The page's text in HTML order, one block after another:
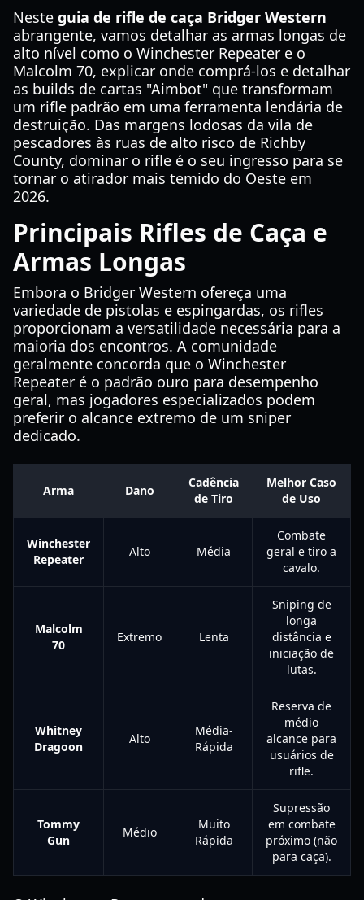
Neste guia de rifle de caça Bridger Western
abrangente, vamos detalhar as armas longas de
alto nível como o Winchester Repeater e o
Malcolm 70, explicar onde comprá-los e detalhar
as builds de cartas "Aimbot" que transformam
um rifle padrão em uma ferramenta lendária de
destruição. Das margens lodosas da vila de
pescadores às ruas de alto risco de Richby
County, dominar o rifle é o seu ingresso para se
tornar o atirador mais temido do Oeste em
2026.
Principais Rifles de Caça e
Armas Longas
Embora o Bridger Western ofereça uma
variedade de pistolas e espingardas, os rifles
proporcionam a versatilidade necessária para a
maioria dos encontros. A comunidade
geralmente concorda que o Winchester
Repeater é o padrão ouro para desempenho
geral, mas jogadores especializados podem
preferir o alcance extremo de um sniper
dedicado.
Arma Dano
Cadência
de Tiro
Melhor Caso
de Uso
Winchester
Repeater
Alto Média
Combate
geral e tiro a
cavalo.
Malcolm
70
Extremo Lenta
Sniping de
longa
distância e
iniciação de
lutas.
Whitney
Dragoon
Alto
Média-
Rápida
Reserva de
médio
alcance para
usuários de
rifle.
Tommy
Gun
Médio
Muito
Rápida
Supressão
em combate
próximo (não
para caça).